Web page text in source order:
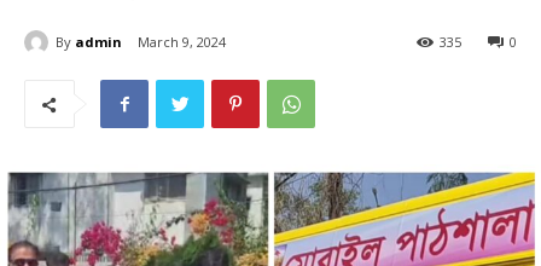
By admin March 9, 2024 0
335